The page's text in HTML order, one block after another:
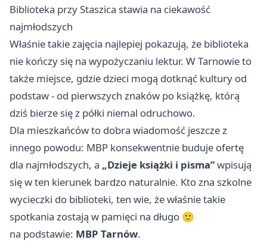
Biblioteka przy Staszica stawia na ciekawość
najmłodszych
Właśnie takie zajęcia najlepiej pokazują, że biblioteka
nie kończy się na wypożyczaniu lektur. W Tarnowie to
także miejsce, gdzie dzieci mogą dotknąć kultury od
podstaw - od pierwszych znaków po książkę, którą
dziś bierze się z półki niemal odruchowo.
Dla mieszkańców to dobra wiadomość jeszcze z
innego powodu: MBP konsekwentnie buduje ofertę
dla najmłodszych, a „Dzieje książki i pisma”wpisują
się w ten kierunek bardzo naturalnie. Kto zna szkolne
wycieczki do biblioteki, ten wie, że właśnie takie
spotkania zostają w pamięci na długo 🙂
na podstawie: MBP Tarnów.